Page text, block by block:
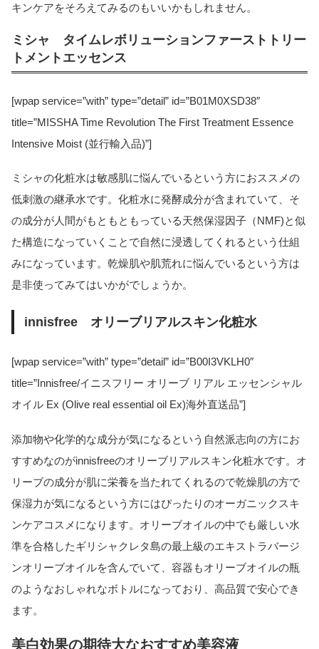
キンケアをそろえてみるのもいいかもしれません。
ミシャ タイムレボリューションファーストトリー
トメントエッセンス
[wpap service=”with” type=”detail” id=”B01M0XSD38″
title=”MISSHA Time Revolution The First Treatment Essence
Intensive Moist (並行輸入品)”]
ミシャの化粧水は敏感肌に悩んでいるという方におススメの
低刺激の継承水です。化粧水に発酵成分が含まれていて、そ
の成分が人間がもともともっている天然保湿因子（NMF)と似
た構造になっていくことで自然に浸透してくれるという仕組
みになっています。乾燥肌や肌荒れに悩んでいるという方は
是非使ってみてはいかがでしょうか。
innisfree オリーブリアルスキン化粧水
[wpap service=”with” type=”detail” id=”B00I3VKLH0″
title=”Innisfree/イニスフリー オリーブ リアル エッセンシャル
オイル Ex (Olive real essential oil Ex)海外直送品”]
添加物や化学的な成分が気になるという自然派志向の方にお
すすめなのがinnisfreeのオリーブリアルスキン化粧水です。オ
リーブの成分が肌に栄養を当たれてくれるので乾燥肌の方で
保湿力が気になるという方にはぴったりのオーガニックスキ
ンケアコスメになります。オリーブオイルの中でも厳しい水
準を合格したギリシャクレタ島の最上級のエキストラバージ
ンオリーブオイルを含んでいて、容器もオリーブオイルの瓶
のようなおしゃれなボトルになっており、高品質で安心でき
ます。
美白効果の期待大なおすすめ美容液